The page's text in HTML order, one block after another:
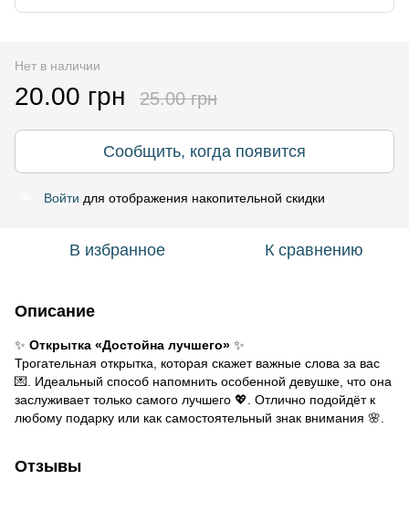
Нет в наличии
20.00 грн 25.00 грн
Сообщить, когда появится
Войти для отображения накопительной скидки
В избранное К сравнению
Описание
✨ Открытка «Достойна лучшего» ✨
Трогательная открытка, которая скажет важные слова за вас
💌. Идеальный способ напомнить особенной девушке, что она
заслуживает только самого лучшего 💖. Отлично подойдёт к
любому подарку или как самостоятельный знак внимания 🌸.
Отзывы